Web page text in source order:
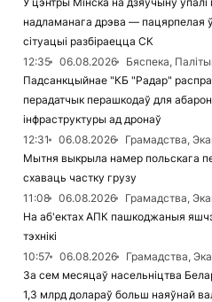
надламанага дрэва — пацярпелая
сітуацыі разбіраецца СК
12:35
06.08.2026
Бяспека,
Падсанкцыйнае "КБ "Радар"
перадатчык перашкодаў для
інфраструктуры ад дронаў
12:31
06.08.2026
Грамадства,
Мытня выкрыла намер польскага
схаваць частку грузу
11:08
06.08.2026
Грамадства,
На аб'ектах АПК пашкоджаныя яшчэ
тэхнікі
10:57
06.08.2026
Грамадства,
За сем месяцаў насельніцтва
1,3 млрд долараў больш наяўнай